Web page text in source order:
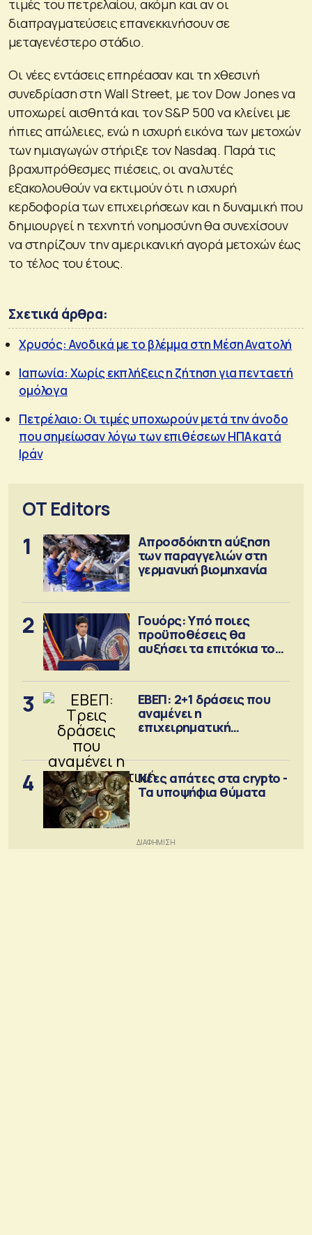
τιμές του πετρελαίου, ακόμη και αν οι
διαπραγματεύσεις επανεκκινήσουν σε
μεταγενέστερο στάδιο.
Οι νέες εντάσεις επηρέασαν και τη χθεσινή
συνεδρίαση στη Wall Street, με τον Dow Jones να
υποχωρεί αισθητά και τον S&P 500 να κλείνει με
ήπιες απώλειες, ενώ η ισχυρή εικόνα των μετοχών
των ημιαγωγών στήριξε τον Nasdaq. Παρά τις
βραχυπρόθεσμες πιέσεις, οι αναλυτές
εξακολουθούν να εκτιμούν ότι η ισχυρή
κερδοφορία των επιχειρήσεων και η δυναμική που
δημιουργεί η τεχνητή νοημοσύνη θα συνεχίσουν
να στηρίζουν την αμερικανική αγορά μετοχών έως
το τέλος του έτους.
Σχετικά άρθρα:
Χρυσός: Ανοδικά με το βλέμμα στη Μέση Ανατολή
Ιαπωνία: Χωρίς εκπλήξεις η ζήτηση για πενταετή
ομόλογα
Πετρέλαιο: Οι τιμές υποχωρούν μετά την άνοδο
που σημείωσαν λόγω των επιθέσεων ΗΠΑ κατά
Ιράν
OT Editors
1
Απροσδόκητη αύξηση
των παραγγελιών στη
γερμανική βιομηχανία
2
Γουόρς: Υπό ποιες
προϋποθέσεις θα
αυξήσει τα επιτόκια τον
3
ΕΒΕΠ: 2+1 δράσεις που
αναμένει η
επιχειρηματική
4
Νέες απάτες στα crypto -
Τα υποψήφια θύματα